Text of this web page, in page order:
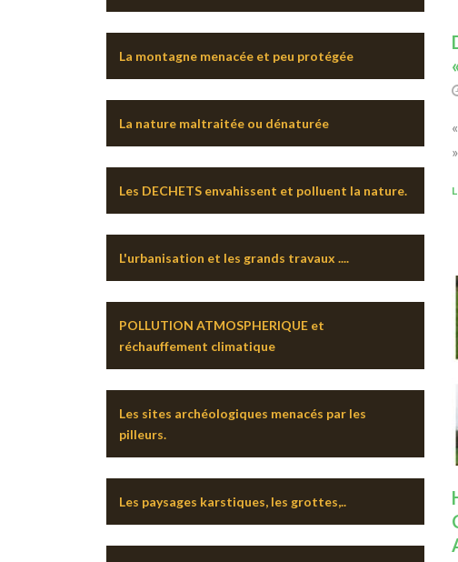
La montagne menacée et peu protégée
La nature maltraitée ou dénaturée
Les DECHETS envahissent et polluent la nature.
L'urbanisation et les grands travaux ....
POLLUTION ATMOSPHERIQUE et
réchauffement climatique
Les sites archéologiques menacés par les
pilleurs.
Les paysages karstiques, les grottes,..
»